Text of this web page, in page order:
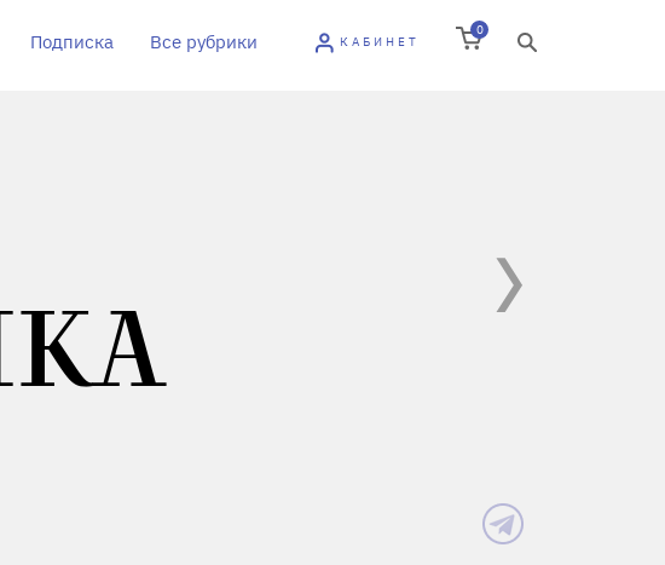
Подписка Все рубрики КАБИНЕТ
0